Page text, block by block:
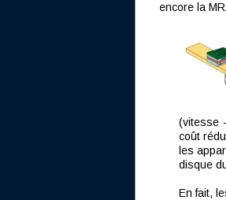
encore la
(vitesse
coût
les
disque
En fait,